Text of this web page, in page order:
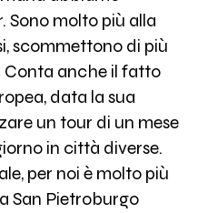
Sono molto più alla
scommettono di più
Conta anche il fatto
data la sua
un tour di un mese
in città diverse.
per noi è molto più
San Pietroburgo